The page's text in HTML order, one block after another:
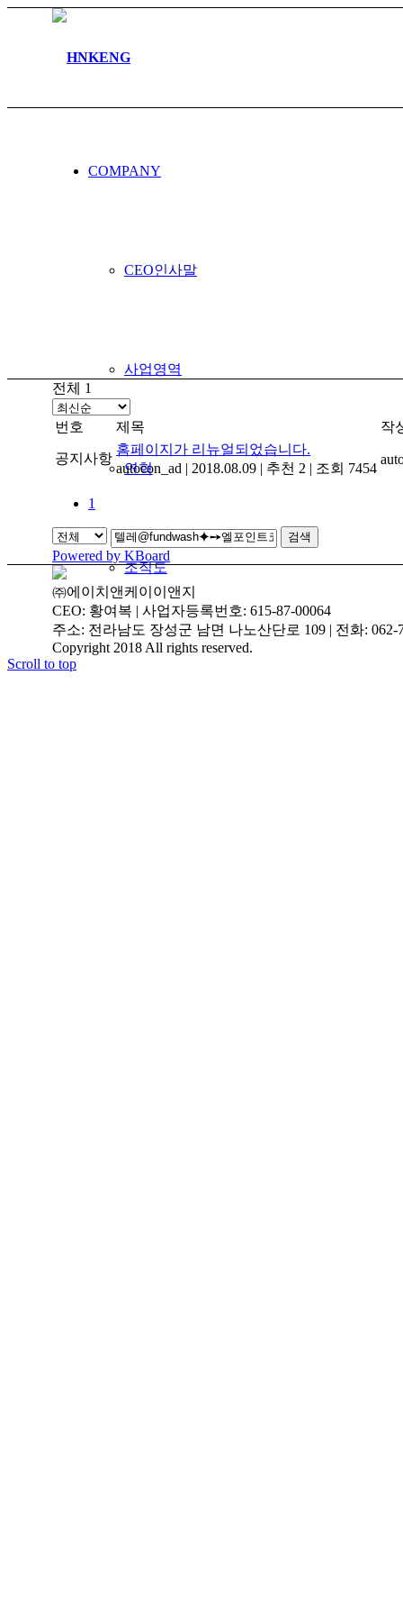
COMPANY
CEO인사말
사업영역
연혁
조직도
전체 1
번호 제목 작
공지사항
홈페이지가 리뉴얼되었습니다.
autocon_ad | 2018.08.09 | 추천 2 | 조회 7454
1
검색
Powered by KBoard
㈜에이치앤케이이앤지
CEO: 황여복 | 사업자등록번호: 615-87-00064
주소: 전라남도 장성군 남면 나노산단로 109 | 전화: 062-
Copyright 2018 All rights reserved.
Scroll to top